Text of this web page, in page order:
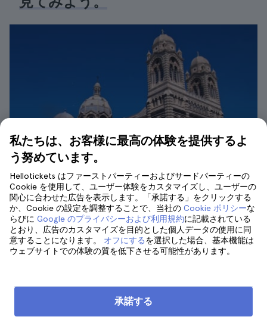
マルセイユ大聖堂| ©Geoff Livingston
最後に、このマルセイユの見どころリストを締
めくくるのは、マルセイユ大聖堂だ。
フランスで唯一、海を見下ろすこの大聖堂は、
港の入り口に位置****し、ムセムとサン・ジャ
ン要塞からすぐのところにあります。 ビザンテ
私たちは、お客様に最高の体験を提供するよ
う努めています。
Hellotickets はファーストパーティーおよびサードパーティーの
Cookie を使用して、ユーザー体験をカスタマイズし、ユーザーの
関心に合わせた広告を表示します。「承諾する」をクリックする
か、Cookie の設定を調整することで、当社の Cookie ポリシーな
らびに Google のプライバシーおよび利用規約に記載されている
とおり、広告のカスタマイズを目的とした個人データの使用に同
意することになります。 オフにするを選択した場合、基本機能は
ウェブサイトでの体験の質を低下させる可能性があります。
承諾する